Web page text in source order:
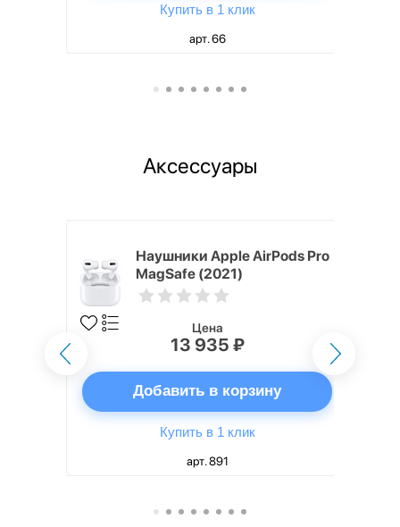
Купить в 1 клик
арт. 66
Аксессуары
Наушники Apple AirPods Pro
MagSafe (2021)
Цена
13 935 ₽
Добавить в корзину
Купить в 1 клик
арт. 891